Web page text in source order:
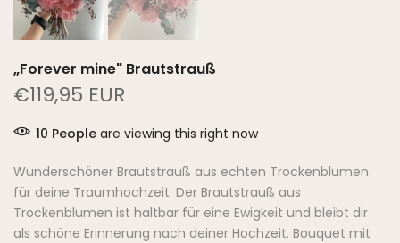
„Forever mine" Brautstrauß
€119,95 EUR
10 People are viewing this right now
Wunderschöner Brautstrauß aus echten Trockenblumen
für deine Traumhochzeit. Der Brautstrauß aus
Trockenblumen ist haltbar für eine Ewigkeit und bleibt dir
als schöne Erinnerung nach deiner Hochzeit. Bouquet mit